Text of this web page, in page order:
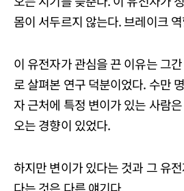
몸이 서두르지 않는다. 브레이크
이 유전자가 관심을 끈 이유는 그
로 살펴본 연구 덕분이었다. 수만
자 근처에 특정 변이가 있는 사람
오는 경향이 있었다.
하지만 변이가 있다는 것과 그 유
다는 것은 다른 얘기다.